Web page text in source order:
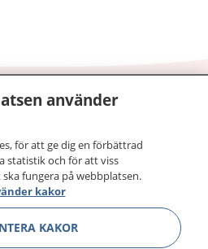
din hälsa och vård
hälsa och information om
du kan kontakta.
journal och göra dina
1177 för
runt.
vill må bättre.
använder
för att ge dig en förbättrad
statistik och för att viss
fungera på webbplatsen.
kakor
KAKOR